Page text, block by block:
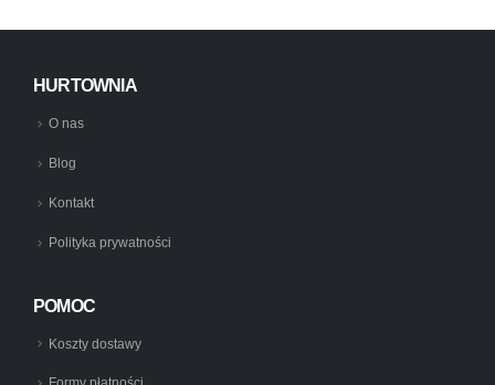
HURTOWNIA
O nas
Blog
Kontakt
Polityka prywatności
POMOC
Koszty dostawy